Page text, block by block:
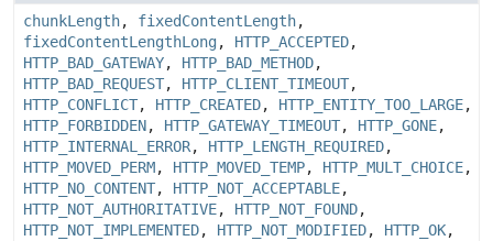
chunkLength, fixedContentLength,
fixedContentLengthLong, HTTP_ACCEPTED,
HTTP_BAD_GATEWAY, HTTP_BAD_METHOD,
HTTP_BAD_REQUEST, HTTP_CLIENT_TIMEOUT,
HTTP_CONFLICT, HTTP_CREATED, HTTP_ENTITY_TOO_LARGE,
HTTP_FORBIDDEN, HTTP_GATEWAY_TIMEOUT, HTTP_GONE,
HTTP_INTERNAL_ERROR, HTTP_LENGTH_REQUIRED,
HTTP_MOVED_PERM, HTTP_MOVED_TEMP, HTTP_MULT_CHOICE,
HTTP_NO_CONTENT, HTTP_NOT_ACCEPTABLE,
HTTP_NOT_AUTHORITATIVE, HTTP_NOT_FOUND,
HTTP_NOT_IMPLEMENTED, HTTP_NOT_MODIFIED, HTTP_OK,